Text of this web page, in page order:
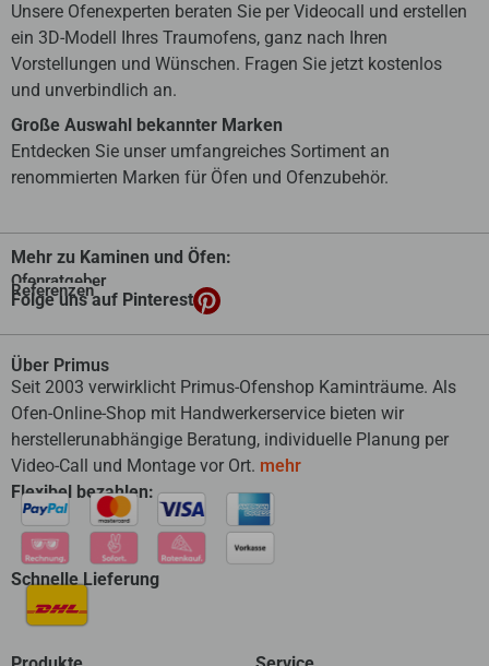
Unsere Ofenexperten beraten Sie per Videocall und erstellen
ein 3D-Modell Ihres Traumofens, ganz nach Ihren
Vorstellungen und Wünschen. Fragen Sie jetzt kostenlos
und unverbindlich an.
Große Auswahl bekannter Marken
Entdecken Sie unser umfangreiches Sortiment an
renommierten Marken für Öfen und Ofenzubehör.
Mehr zu Kaminen und Öfen:
Ofenratgeber
Referenzen
Folge uns auf Pinterest
Über Primus
Seit 2003 verwirklicht Primus-Ofenshop Kaminträume. Als
Ofen-Online-Shop mit Handwerkerservice bieten wir
herstellerunabhängige Beratung, individuelle Planung per
Video-Call und Montage vor Ort. mehr
Flexibel bezahlen:
Schnelle Lieferung